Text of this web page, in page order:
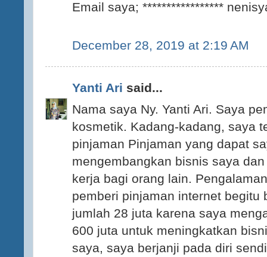
Email saya; *****************
December 28, 2019 at 2:19 AM
Yanti Ari said...
Nama saya Ny. Yanti Ari. Saya
kosmetik. Kadang-kadang, saya
pinjaman Pinjaman yang dapat
mengembangkan bisnis saya
kerja bagi orang lain.
pemberi pinjaman internet begitu
jumlah 28 juta karena saya
600 juta untuk meningkatkan
saya, saya berjanji pada diri